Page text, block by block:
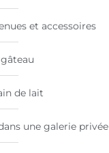
et accessoires
de lait
une galerie privée